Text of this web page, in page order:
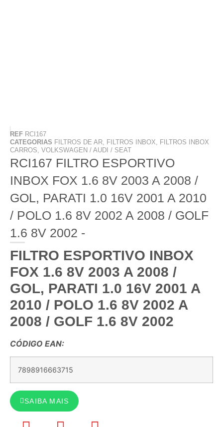
REF RCI167
CATEGORIAS FILTROS DE AR, FILTROS INBOX, FILTROS INBOX
CARROS, VOLKSWAGEN / AUDI / SEAT
RCI167 FILTRO ESPORTIVO
INBOX FOX 1.6 8V 2003 A 2008 /
GOL, PARATI 1.0 16V 2001 A 2010
/ POLO 1.6 8V 2002 A 2008 / GOLF
1.6 8V 2002 -
FILTRO ESPORTIVO INBOX
FOX 1.6 8V 2003 A 2008 /
GOL, PARATI 1.0 16V 2001 A
2010 / POLO 1.6 8V 2002 A
2008 / GOLF 1.6 8V 2002
CÓDIGO EAN:
7898916663715
SAIBA MAIS